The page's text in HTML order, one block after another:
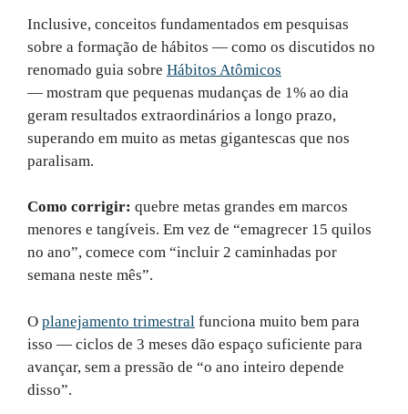
Inclusive, conceitos fundamentados em pesquisas
sobre a formação de hábitos — como os discutidos no
renomado guia sobre Hábitos Atômicos
— mostram que pequenas mudanças de 1% ao dia
geram resultados extraordinários a longo prazo,
superando em muito as metas gigantescas que nos
paralisam.
Como corrigir: quebre metas grandes em marcos
menores e tangíveis. Em vez de “emagrecer 15 quilos
no ano”, comece com “incluir 2 caminhadas por
semana neste mês”.
O planejamento trimestral funciona muito bem para
isso — ciclos de 3 meses dão espaço suficiente para
avançar, sem a pressão de “o ano inteiro depende
disso”.